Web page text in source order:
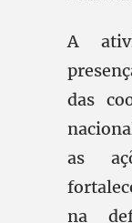
A
das
as
na